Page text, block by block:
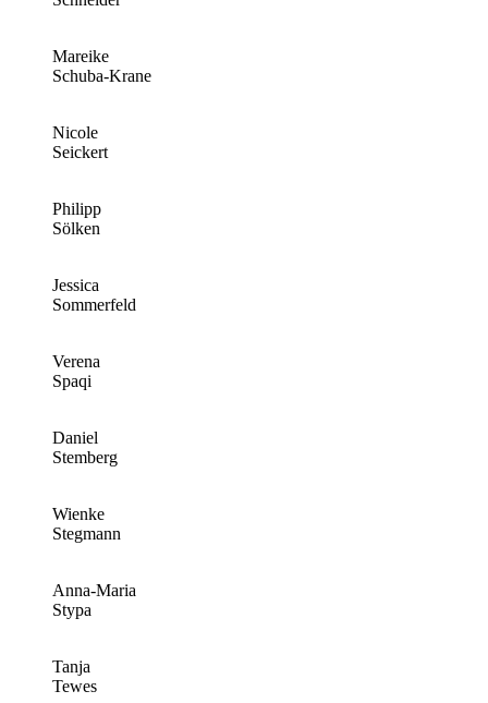
Mareike
Schuba-Krane
Nicole
Seickert
Philipp
Sölken
Jessica
Sommerfeld
Verena
Spaqi
Daniel
Stemberg
Wienke
Stegmann
Anna-Maria
Stypa
Tanja
Tewes